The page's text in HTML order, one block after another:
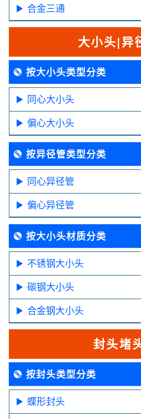
合金三通
大小头|异
按大小头类型分类
同心大小头
偏心大小头
按异径管类型分类
同心异径管
偏心异径管
按大小头材质分类
不锈钢大小头
碳钢大小头
合金钢大小头
封头堵
按封头类型分类
蝶形封头